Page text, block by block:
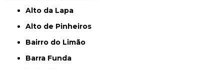
Alto da Lapa
Alto de Pinheiros
Bairro do Limão
Barra Funda